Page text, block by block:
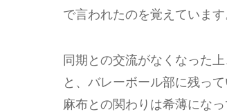
で言われたのを覚えています
同期との交流がなくなった
と、バレーボール部に残っ
麻布との関わりは希薄になっ